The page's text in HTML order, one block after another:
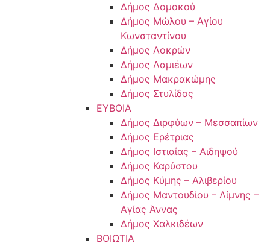
Δήμος Δομοκού
Δήμος Μώλου – Αγίου
Κωνσταντίνου
Δήμος Λοκρών
Δήμος Λαμιέων
Δήμος Μακρακώμης
Δήμος Στυλίδος
ΕΥΒΟΙΑ
Δήμος Διρφύων – Μεσσαπίων
Δήμος Ερέτριας
Δήμος Ιστιαίας – Αιδηψού
Δήμος Καρύστου
Δήμος Κύμης – Αλιβερίου
Δήμος Μαντουδίου – Λίμνης –
Αγίας Άννας
Δήμος Χαλκιδέων
ΒΟΙΩΤΙΑ